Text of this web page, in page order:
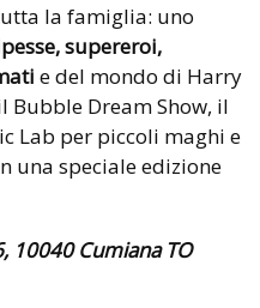
la famiglia: uno
supereroi,
e del mondo di Harry
Bubble Dream Show, il
Lab per piccoli maghi e
una speciale edizione
10040 Cumiana TO